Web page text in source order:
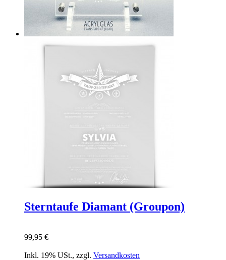
Sterntaufe Diamant (Groupon)
99,95 €
Inkl. 19% USt., zzgl. Versandkosten